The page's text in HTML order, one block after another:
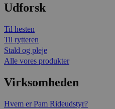
Udforsk
Til hesten
Til rytteren
Stald og pleje
Alle vores produkter
Virksomheden
Hvem er Pam Rideudstyr?